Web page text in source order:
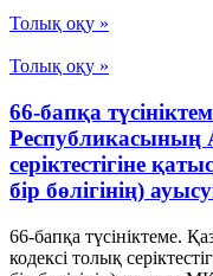
Толық оқу »
Толық оқу »
66-бапқа
Республикасының
серіктестігіне
бір бөлігінің)
66-бапқа түсініктеме.
кодексі толық